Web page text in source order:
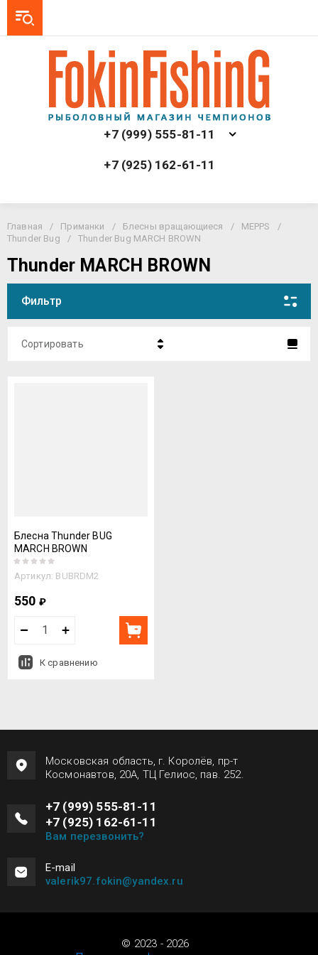
+7 (999) 555-81-11
+7 (925) 162-61-11
Главная / Приманки / Блесны вращающиеся / MEPPS
/
Thunder Bug
/ Thunder Bug MARCH BROWN
Thunder MARCH BROWN
Фильтр
Сортировать
Блесна Thunder BUG
MARCH BROWN
Артикул: BUBRDM2
550 ₽
К сравнению
Московская область, г. Королёв, пр-т
Космонавтов, 20А, ТЦ Гелиос, пав. 252.
+7 (999) 555-81-11
+7 (925) 162-61-11
Вам перезвонить?
Е-mail
valerik97.fokin@yandex.ru
© 2023 - 2026